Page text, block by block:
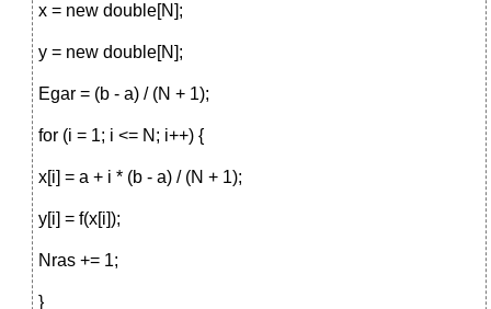
x = new double[N];
y = new double[N];
Egar = (b - a) / (N + 1);
for (i = 1; i <= N; i++) {
x[i] = a + i * (b - a) / (N + 1);
y[i] = f(x[i]);
Nras += 1;
}